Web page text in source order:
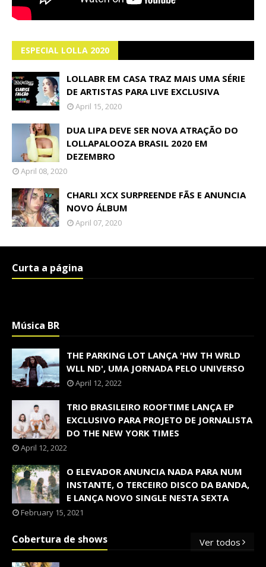
ESPECIAL LOLLA 2020
LOLLABR EM CASA TRAZ MAIS UMA SÉRIE
DE ARTISTAS PARA LIVE EXCLUSIVA
April 15, 2020
DUA LIPA DEVE SER NOVA ATRAÇÃO DO
LOLLAPALOOZA BRASIL 2020 EM
DEZEMBRO
April 08, 2020
CHARLI XCX SURPREENDE FÃS E ANUNCIA
NOVO ÁLBUM
April 07, 2020
Curta a página
Música BR
THE PARKING LOT LANÇA 'HW TH WRLD
WLL ND', UMA JORNADA PELO UNIVERSO
April 12, 2022
TRIO BRASILEIRO ROOFTIME LANÇA EP
EXCLUSIVO PARA PROJETO DE JORNALISTA
DO THE NEW YORK TIMES
April 12, 2022
O ELEVADOR ANUNCIA NADA PARA NUM
INSTANTE, O TERCEIRO DISCO DA BANDA,
E LANÇA NOVO SINGLE NESTA SEXTA
February 15, 2021
Cobertura de shows Ver todos